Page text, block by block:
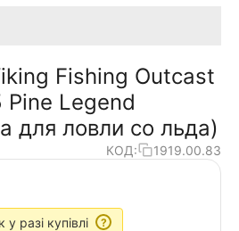
Fishing Outcast
Legend
для ловли со льда)
КОД: 1919.00.83
разі купівлі ?